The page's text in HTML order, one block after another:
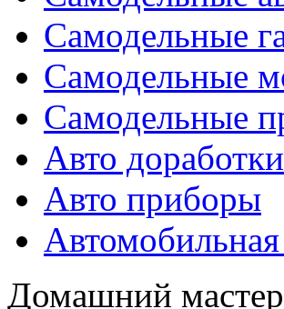
Самодельные
Самодельные
Самодельные
Авто доработки
Авто приборы
Домашний мастер